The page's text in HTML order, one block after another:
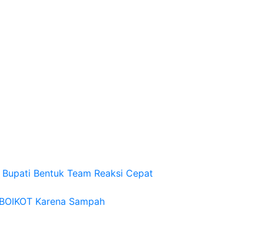
Bentuk Team Reaksi Cepat
Karena Sampah